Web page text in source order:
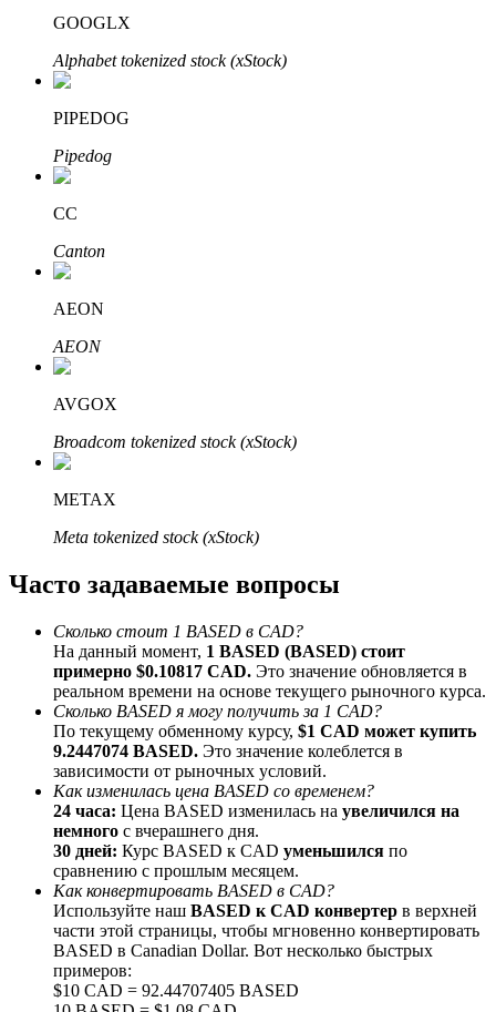
Bitrue
Bitrue Партнеры
Партнеры Bitrue
До 65% комиссии!
Реферал
Пригласите друга, чтобы получить денежные
вознаграждения
BTC Welcome Rewards
GOOGLX
Alphabet tokenized stock (xStock)
PIPEDOG
Pipedog
CC
Canton
AEON
AEON
AVGOX
Broadcom tokenized stock (xStock)
METAX
Meta tokenized stock (xStock)
Часто задаваемые вопросы
Сколько стоит 1 BASED в CAD?
На данный момент, 1 BASED (BASED) стоит
примерно $0.10817 CAD. Это значение обновляется в
реальном времени на основе текущего рыночного курса.
Сколько BASED я могу получить за 1 CAD?
По текущему обменному курсу, $1 CAD может купить
9.2447074 BASED. Это значение колеблется в
зависимости от рыночных условий.
Как изменилась цена BASED со временем?
24 часа: Цена BASED изменилась на увеличился на
немного с вчерашнего дня.
30 дней: Курс BASED к CAD уменьшился по
сравнению с прошлым месяцем.
Как конвертировать BASED в CAD?
Используйте наш BASED к CAD конвертер в верхней
части этой страницы, чтобы мгновенно конвертировать
BASED в Canadian Dollar. Вот несколько быстрых
примеров:
$10 CAD = 92.44707405 BASED